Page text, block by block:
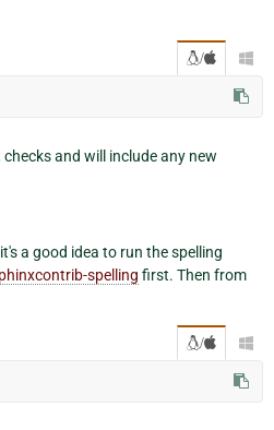
/ 
and will include any new
a good idea to run the spelling
spelling first. Then from
/ 